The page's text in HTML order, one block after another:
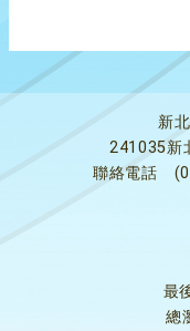
新
241035新
聯絡電話
最
總